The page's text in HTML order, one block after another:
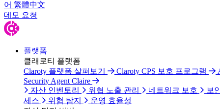
어 繁體中文
데모 요청
플랫폼
클래로티 플랫폼
Claroty 플랫폼 살펴보기
Claroty CPS 보호 프로그램
Security Agent Claire
자산 인벤토리
위협 노출 관리 네트워크 보호
보
세스
위협 탐지
운영 효율성